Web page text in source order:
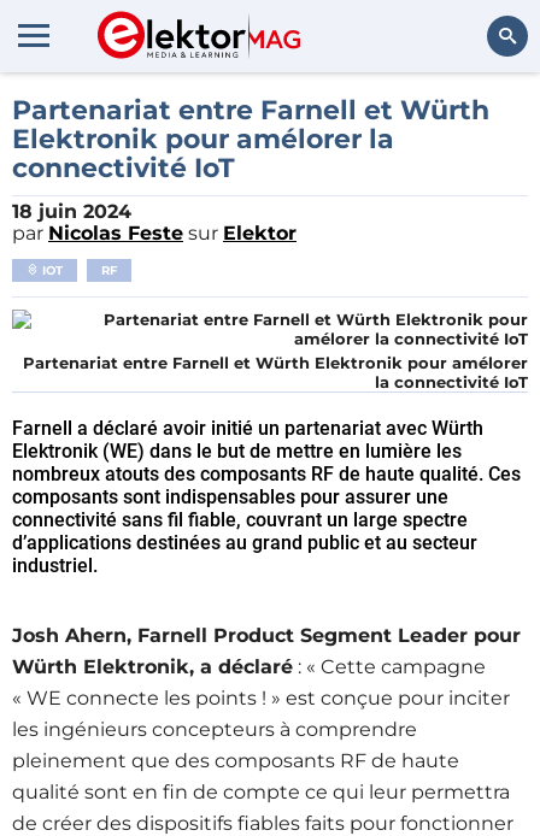
Rechercher
Partenariat entre Farnell et Würth
Elektronik pour amélorer la
connectivité IoT
18 juin 2024
par Nicolas Feste sur Elektor
IOT RF
Partenariat entre Farnell et Würth Elektronik pour amélorer
la connectivité IoT
Farnell a déclaré avoir initié un partenariat avec Würth
Elektronik (WE) dans le but de mettre en lumière les
nombreux atouts des composants RF de haute qualité. Ces
composants sont indispensables pour assurer une
connectivité sans fil fiable, couvrant un large spectre
d’applications destinées au grand public et au secteur
industriel.
Josh Ahern, Farnell Product Segment Leader pour
Würth Elektronik, a déclaré : « Cette campagne
« WE connecte les points ! » est conçue pour inciter
les ingénieurs concepteurs à comprendre
pleinement que des composants RF de haute
qualité sont en fin de compte ce qui leur permettra
de créer des dispositifs fiables faits pour fonctionner